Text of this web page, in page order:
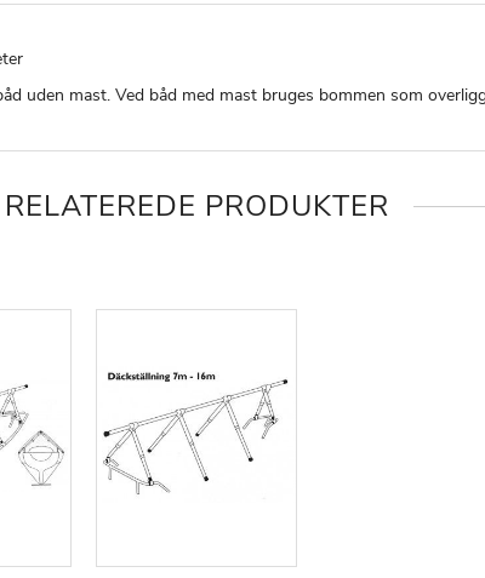
uden mast. Ved båd med mast bruges bommen som
RELATEREDE PRODUKTER